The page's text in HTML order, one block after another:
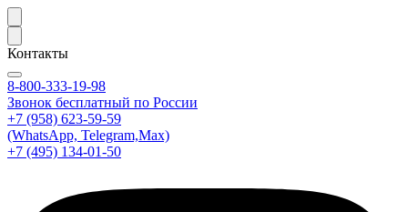
Контакты
8-800-333-19-98
Звонок бесплатный по России
+7 (958) 623-59-59
(WhatsApp, Telegram,Max)
+7 (495) 134-01-50